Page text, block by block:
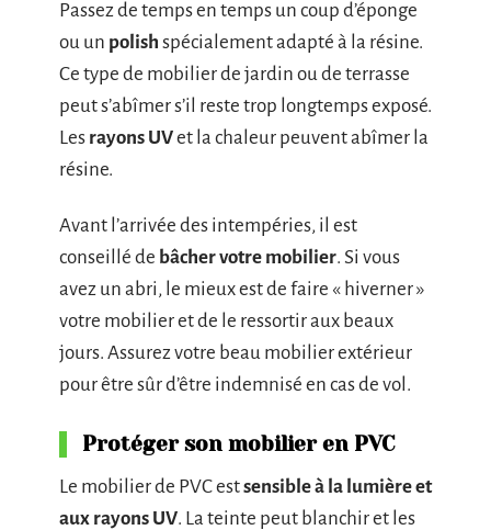
Passez de temps en temps un coup d’éponge
ou un polish spécialement adapté à la résine.
Ce type de mobilier de jardin ou de terrasse
peut s’abîmer s’il reste trop longtemps exposé.
Les rayons UVet la chaleur peuvent abîmer la
résine.
Avant l’arrivée des intempéries, il est
conseillé de bâcher votre mobilier. Si vous
avez un abri, le mieux est de faire « hiverner »
votre mobilier et de le ressortir aux beaux
jours. Assurez votre beau mobilier extérieur
pour être sûr d’être indemnisé en cas de vol.
Protéger son mobilier en PVC
Le mobilier de PVC estsensible à la lumière et
aux rayons UV. La teinte peut blanchir et les